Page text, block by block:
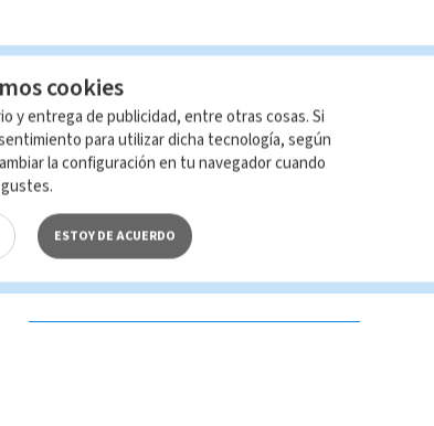
de TELEDIARIO; su reproducción no
cookies
y entrega de publicidad, entre otras cosas. Si
para utilizar dicha tecnología, según
la configuración en tu navegador cuando
gustes.
ESTOY DE ACUERDO